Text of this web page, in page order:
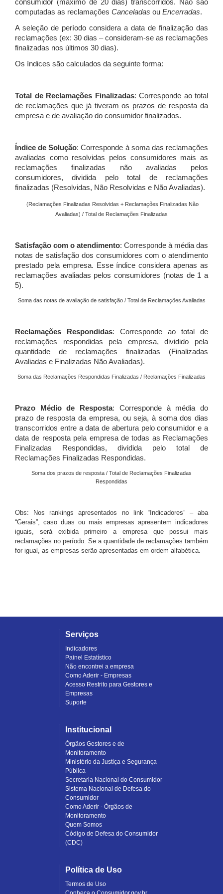
consumidor (máximo de 20 dias) transcorridos. Não são
computadas as reclamações Canceladas ou Encerradas.
A seleção de período considera a data de finalização das
reclamações (ex: 30 dias – consideram-se as reclamações
finalizadas nos últimos 30 dias).
Os índices são calculados da seguinte forma:
Total de Reclamações Finalizadas: Corresponde ao total
de reclamações que já tiveram os prazos de resposta da
empresa e de avaliação do consumidor finalizados.
Índice de Solução: Corresponde à soma das reclamações
avaliadas como resolvidas pelos consumidores mais as
reclamações finalizadas não avaliadas pelos
consumidores, dividida pelo total de reclamações
finalizadas (Resolvidas, Não Resolvidas e Não Avaliadas).
(Reclamações Finalizadas Resolvidas + Reclamações Finalizadas Não
Avaliadas) / Total de Reclamações Finalizadas
Satisfação com o atendimento: Corresponde à média das
notas de satisfação dos consumidores com o atendimento
prestado pela empresa. Esse índice considera apenas as
reclamações avaliadas pelos consumidores (notas de 1 a
5).
Soma das notas de avaliação de satisfação / Total de Reclamações Avaliadas
Reclamações Respondidas: Corresponde ao total de
reclamações respondidas pela empresa, dividido pela
quantidade de reclamações finalizadas (Finalizadas
Avaliadas e Finalizadas Não Avaliadas).
Soma das Reclamações Respondidas Finalizadas / Reclamações Finalizadas
Prazo Médio de Resposta: Corresponde à média do
prazo de resposta da empresa, ou seja, à soma dos dias
transcorridos entre a data de abertura pelo consumidor e a
data de resposta pela empresa de todas as Reclamações
Finalizadas Respondidas, dividida pelo total de
Reclamações Finalizadas Respondidas.
Soma dos prazos de resposta / Total de Reclamações Finalizadas
Respondidas
Obs: Nos rankings apresentados no link “Indicadores” – aba
“Gerais”, caso duas ou mais empresas apresentem indicadores
iguais, será exibida primeiro a empresa que possui mais
reclamações no período. Se a quantidade de reclamações também
for igual, as empresas serão apresentadas em ordem alfabética.
Serviços
Indicadores
Painel Estatístico
Não encontrei a empresa
Como Aderir - Empresas
Acesso Restrito para Gestores e
Empresas
Suporte
Institucional
Órgãos Gestores e de
Monitoramento
Ministério da Justiça e Segurança
Pública
Secretaria Nacional do Consumidor
Sistema Nacional de Defesa do
Consumidor
Como Aderir - Órgãos de
Monitoramento
Quem Somos
Código de Defesa do Consumidor
(CDC)
Política de Uso
Termos de Uso